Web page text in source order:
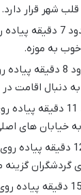
شهر قرار دارد.
حدود 7 دقیقه
به موزه.
حدود 8 دقیقه
دنبال اقامت
حدود 11 دقیقه
خیابان های
حدود 12 دقیقه
گردشگران
حدود 15 دقیقه